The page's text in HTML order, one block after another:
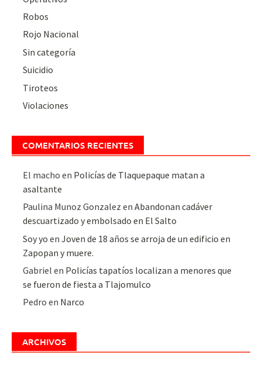
Robos
Rojo Nacional
Sin categoría
Suicidio
Tiroteos
Violaciones
COMENTARIOS RECIENTES
El macho en Policías de Tlaquepaque matan a
asaltante
Paulina Munoz Gonzalez enAbandonan cadáver
descuartizado y embolsado en El Salto
Soy yo enJoven de 18 años se arroja de un edificio en
Zapopan y muere.
Gabriel en Policías tapatíos localizan a menores que
se fueron de fiesta a Tlajomulco
Pedro en Narco
ARCHIVOS